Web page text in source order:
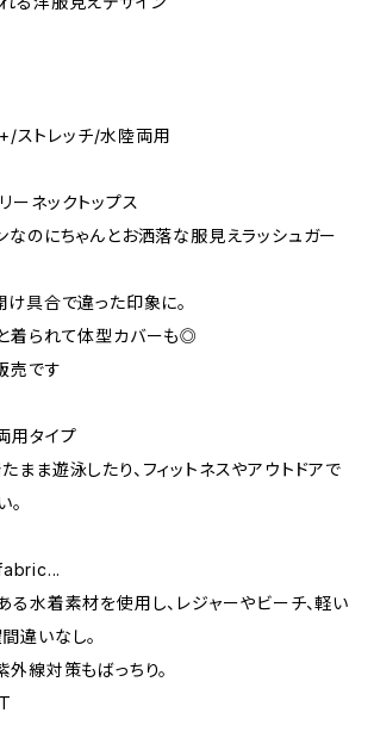
ストレッチ/水陸両用
ーネックトップス
なのにちゃんとお洒落な服見えラッシュガー
け具合で違った印象に。
着られて体型カバーも◎
売です
用タイプ
まま遊泳したり、フィットネスやアウトドアで
。
る水着素材を使用し、レジャーやビーチ、軽い
違いなし。
外線対策もばっちり。